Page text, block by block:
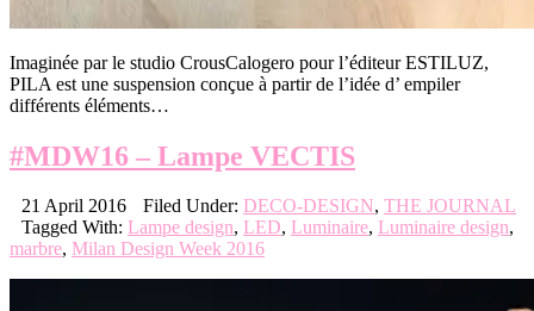
Imaginée par le studio CrousCalogero pour l’éditeur ESTILUZ,
PILA est une suspension conçue à partir de l’idée d’ empiler
différents éléments…
#MDW16 – Lampe VECTIS
21 April 2016 Filed Under: DECO-DESIGN, THE JOURNAL
Tagged With: Lampe design, LED, Luminaire, Luminaire design,
marbre, Milan Design Week 2016